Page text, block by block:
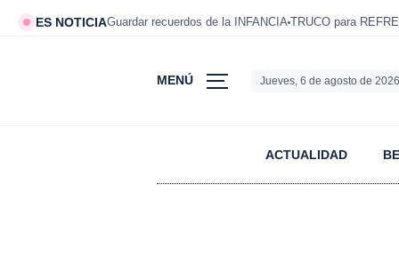
ES NOTICIAGuardar recuerdos de la INFANCIA TRUCO para
MENÚ Jueves, 6 de agosto de 2026
ACTUALIDAD